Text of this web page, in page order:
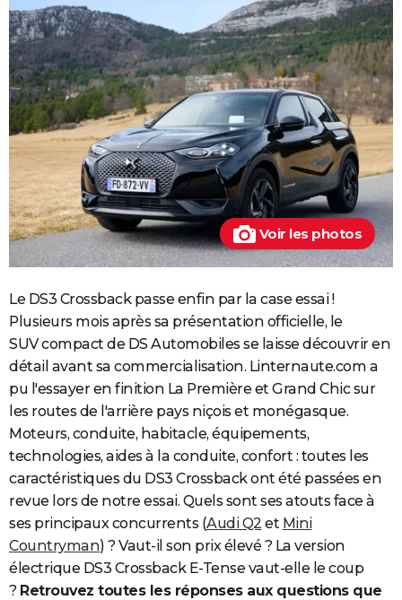
Voir les photos
Le DS3 Crossback passe enfin par la case essai !
Plusieurs mois après sa présentation officielle, le
SUV compact de DS Automobiles se laisse découvrir en
détail avant sa commercialisation. Linternaute.com a
pu l'essayer en finition La Première et Grand Chic sur
les routes de l'arrière pays niçois et monégasque.
Moteurs, conduite, habitacle, équipements,
technologies, aides à la conduite, confort : toutes les
caractéristiques du DS3 Crossback ont été passées en
revue lors de notre essai. Quels sont ses atouts face à
ses principaux concurrents (Audi Q2 et Mini
Countryman) ? Vaut-il son prix élevé ? La version
électrique DS3 Crossback E-Tense vaut-elle le coup
? Retrouvez toutes les réponses aux questions que